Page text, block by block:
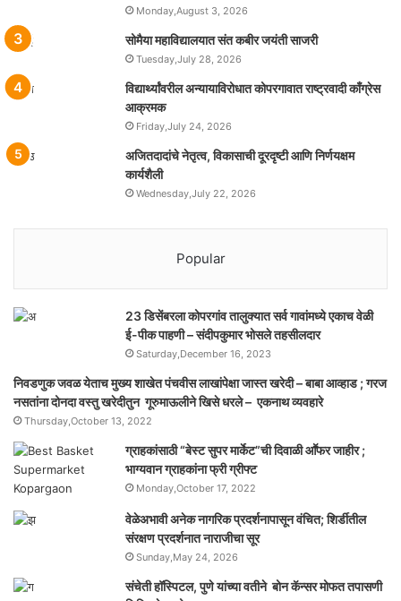
Monday,August 3, 2026
सोमैया महाविद्यालयात संत कबीर जयंती साजरी
Tuesday,July 28, 2026
विद्यार्थ्यांवरील अन्यायाविरोधात कोपरगावात राष्ट्रवादी काँग्रेस
आक्रमक
Friday,July 24, 2026
अजितदादांचे नेतृत्व, विकासाची दूरदृष्टी आणि निर्णयक्षम
कार्यशैली
Wednesday,July 22, 2026
Popular
23 डिसेंबरला कोपरगांव तालुक्‍यात सर्व गावांमध्ये एकाच वेळी
ई-पीक पाहणी – संदीपकुमार भोसले तहसीलदार
Saturday,December 16, 2023
निवडणुक जवळ येताच मुख्य शाखेत पंचवीस लाखांपेक्षा जास्त खरेदी – बाबा आव्हाड ; गरज
नसतांना दोनदा वस्तु खरेदीतुन गूरुमाऊलीने खिसे धरले – एकनाथ व्यवहारे
Thursday,October 13, 2022
ग्राहकांसाठी “बेस्ट सुपर मार्केट”ची दिवाळी आॕफर जाहीर ;
भाग्यवान ग्राहकांना फ्री ग्रीफ्ट
Monday,October 17, 2022
वेळेअभावी अनेक नागरिक प्रदर्शनापासून वंचित; शिर्डीतील
संरक्षण प्रदर्शनात नाराजीचा सूर
Sunday,May 24, 2026
संचेती हॉस्पिटल, पुणे यांच्या वतीने बोन कॅन्सर मोफत तपासणी